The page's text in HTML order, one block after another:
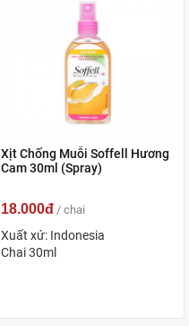
Xịt Chống Muỗi Soffell Hương
Cam 30ml (Spray)
18.000đ / chai
Xuất xứ: Indonesia
Chai 30ml